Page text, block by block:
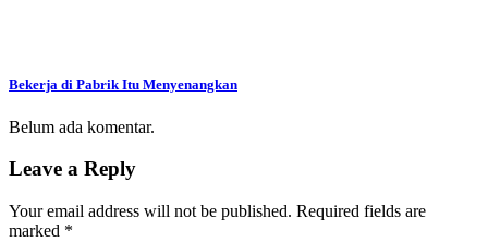
Bekerja di Pabrik Itu Menyenangkan
Belum ada komentar.
Leave a Reply
Your email address will not be published. Required fields are
marked *